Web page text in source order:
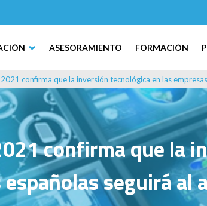
ASESORAMIENTO FORMACIÓN
confirma que la inversión tecnológica en las
confirma que la
seguirá al